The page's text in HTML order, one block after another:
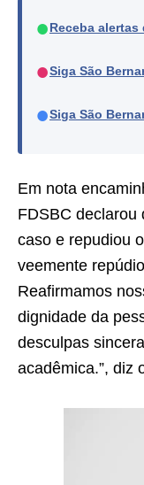
● Receba
●Siga São
●Siga São
Em nota
FDSBC declarou
caso e repudiou
veemente
Reafirmamos
dignidade da
desculpas
acadêmica.”, diz